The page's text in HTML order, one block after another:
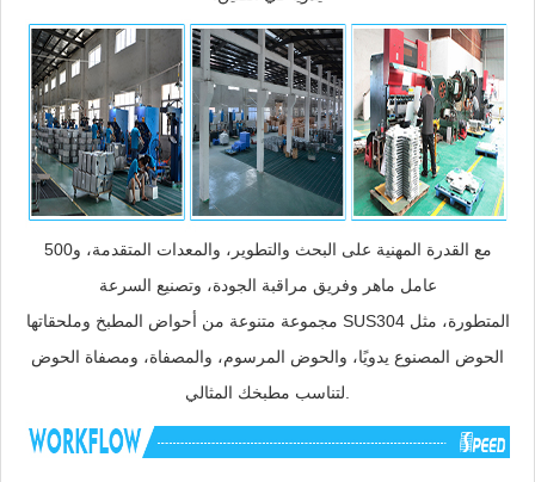
مع القدرة المهنية على البحث والتطوير، والمعدات المتقدمة، و500
عامل ماهر وفريق مراقبة الجودة، وتصنيع السرعة
مجموعة متنوعة من أحواض المطبخ وملحقاتها SUS304 المتطورة، مثل
الحوض المصنوع يدويًا، والحوض المرسوم، والمصفاة، ومصفاة الحوض